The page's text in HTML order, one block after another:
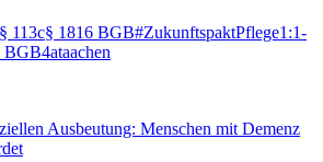
§ 113c§ 1816 BGB#ZukunftspaktPflege1:1-
BGB4ataachen
Ausbeutung: Menschen mit Demenz